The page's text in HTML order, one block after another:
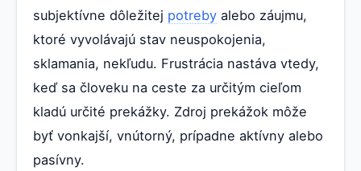
subjektívne dôležitej potreby alebo záujmu,
ktoré vyvolávajú stav neuspokojenia,
sklamania, nekľudu. Frustrácia nastáva vtedy,
keď sa človeku na ceste za určitým cieľom
kladú určité prekážky. Zdroj prekážok môže
byť vonkajší, vnútorný, prípadne aktívny alebo
pasívny.